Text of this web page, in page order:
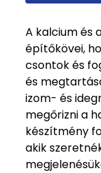
A kalcium és
építőkövei,
csontok és
és
izom- és
megőrizni a
készítmény
akik